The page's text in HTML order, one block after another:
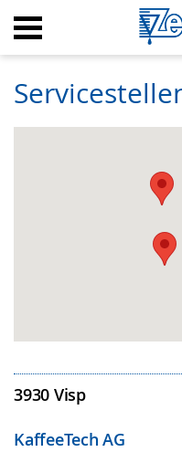
Melitta
3930 Visp
KaffeeTech AG